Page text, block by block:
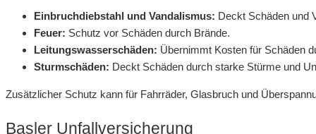
Einbruchdiebstahl und Vandalismus: Deckt Schäden und
Feuer: Schutz vor Schäden durch Brände.
Leitungswasserschäden: Übernimmt Kosten für Schäden
Sturmschäden: Deckt Schäden durch starke Stürme und
Zusätzlicher Schutz kann für Fahrräder, Glasbruch und
Basler Unfallversicherung